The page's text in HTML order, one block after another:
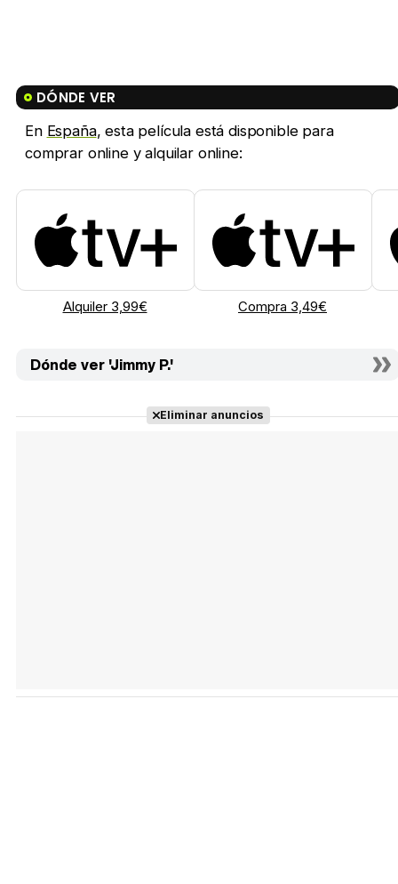
DÓNDE VER
En España, esta película está disponible para
comprar online y alquilar online:
Alquiler 3,99€ Compra 3,49€
Dónde ver 'Jimmy P.'
Eliminar anuncios